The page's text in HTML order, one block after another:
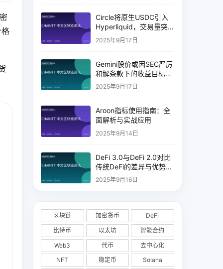
Circle将原生USDC引入
Hyperliquid，交易量突
破币安14%
2025年9月17日
Gemini股价或因SEC严厉
和解条款下的收益目标破
灭而下跌
2025年9月17日
Aroon指标使用指南：全
面解析与实战应用
2025年9月14日
DeFi 3.0与DeFi 2.0对比
传统DeFi的差异与优势分
析
2025年9月16日
区块链 加密货币
DeFi
比特币
以太坊
智能合约
Web3
代币
去中心化
NFT
稳定币
Solana